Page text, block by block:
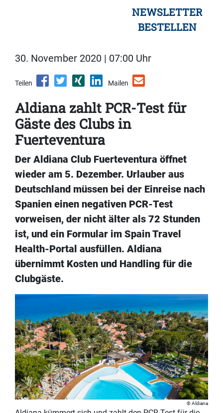
NEWSLETTER
BESTELLEN
30. November 2020 | 07:00 Uhr
Teilen Mailen
Aldiana zahlt PCR-Test für
Gäste des Clubs in
Fuerteventura
Der Aldiana Club Fuerteventura öffnet
wieder am 5. Dezember. Urlauber aus
Deutschland müssen bei der Einreise nach
Spanien einen negativen PCR-Test
vorweisen, der nicht älter als 72 Stunden
ist, und ein Formular im Spain Travel
Health-Portal ausfüllen. Aldiana
übernimmt Kosten und Handling für die
Clubgäste.
Aldiana